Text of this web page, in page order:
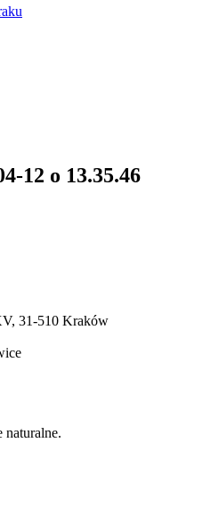
12 o 13.35.46
31-510 Kraków